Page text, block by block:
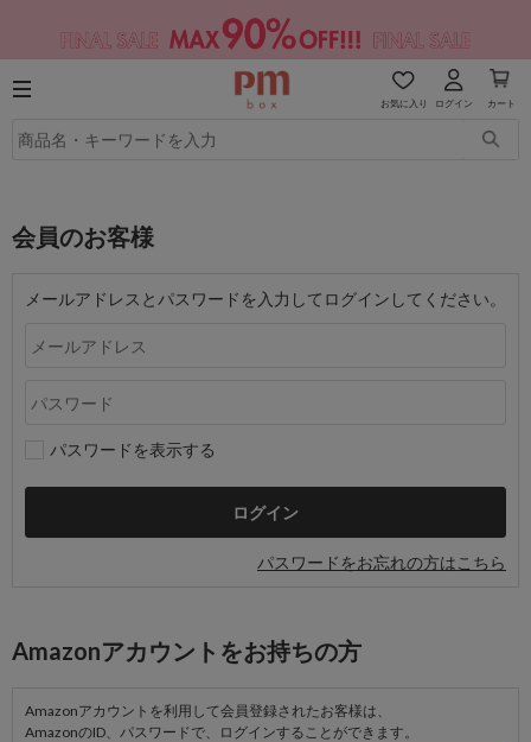
お気に入り ログイン カート
会員のお客様
メールアドレスとパスワードを入力してログインしてください。
パスワードを表示する
パスワードをお忘れの方はこちら
Amazonアカウントをお持ちの方
Amazonアカウントを利用して会員登録されたお客様は、
AmazonのID、パスワードで、ログインすることができます。